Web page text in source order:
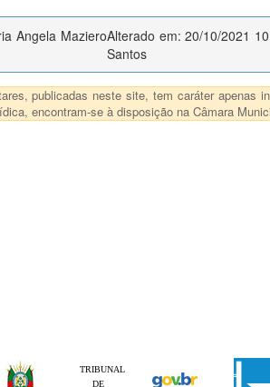
Angela MazieroAlterado em: 20/10/2021
Santos
publicadas neste site, tem caráter apenas
encontram-se à disposição na Câmara
TRIBUNAL
DE